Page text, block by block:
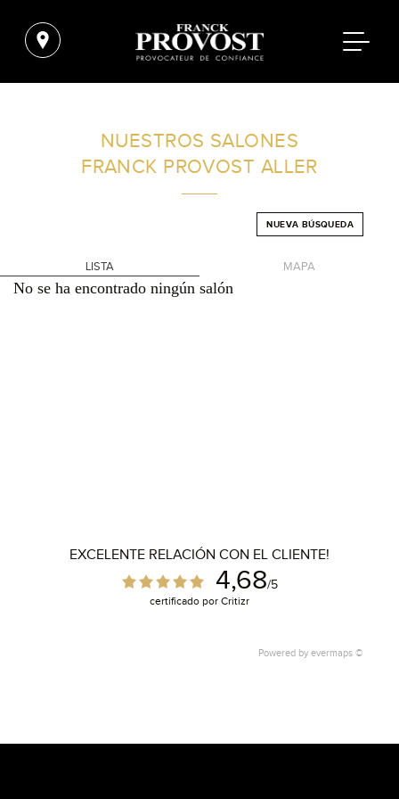
FILTROS AVANZADOS
NUESTROS SALONES
FRANCK PROVOST ALLER
NUEVA BÚSQUEDA
LISTA MAPA
No se ha encontrado ningún salón
EXCELENTE RELACIÓN CON EL CLIENTE!
4,68/5
certificado por Critizr
Powered by evermaps ©